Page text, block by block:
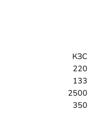
КЗС
220
133
2500
350